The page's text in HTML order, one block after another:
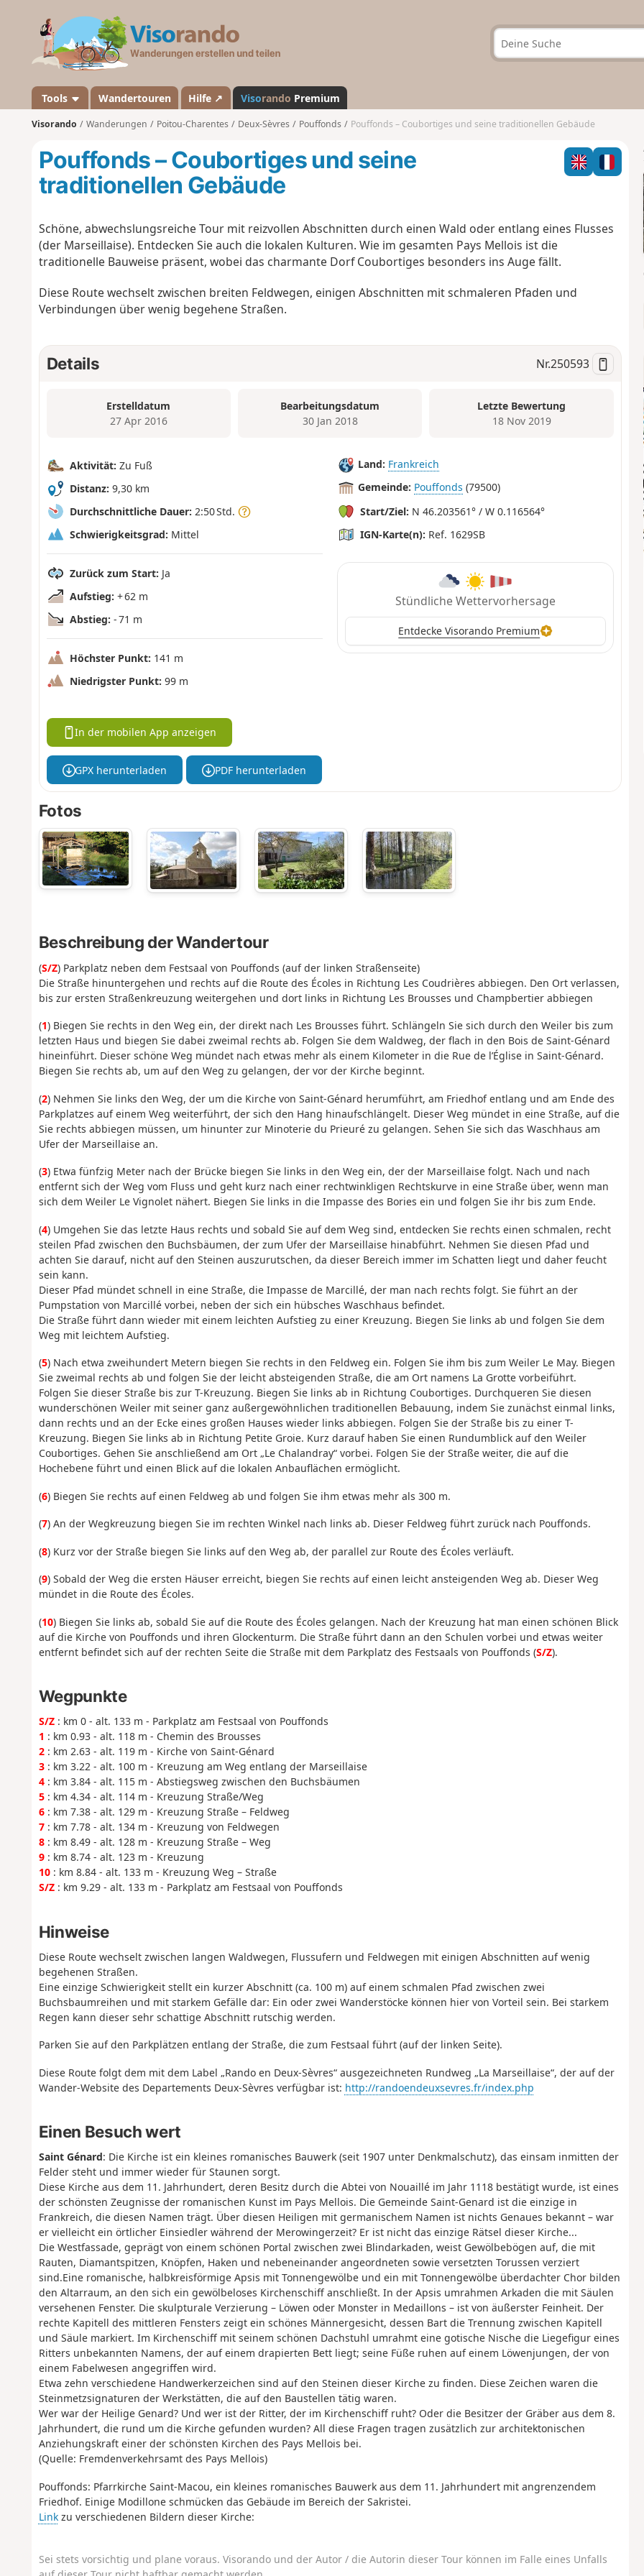
a
n
d
Tools Wandertouren Hilfe ↗ Visorando Premium
Visorando Wanderungen Poitou-Charentes Deux-Sèvres Pouffonds Pouffonds – Coubortiges und seine traditionellen Gebäude
Pouffonds – Coubortiges und seine
traditionellen Gebäude
Schöne, abwechslungsreiche Tour mit reizvollen Abschnitten durch einen Wald oder entlang eines Flusses
(der Marseillaise). Entdecken Sie auch die lokalen Kulturen. Wie im gesamten Pays Mellois ist die
traditionelle Bauweise präsent, wobei das charmante Dorf Coubortiges besonders ins Auge fällt.
Diese Route wechselt zwischen breiten Feldwegen, einigen Abschnitten mit schmaleren Pfaden und
Verbindungen über wenig begehene Straßen.
Details Nr.250593
Erstelldatum
27 Apr 2016
Bearbeitungsdatum
30 Jan 2018
Letzte Bewertung
18 Nov 2019
Aktivität: Zu Fuß
Distanz: 9,30 km
Durchschnittliche Dauer: 2:50 Std.
Schwierigkeitsgrad: Mittel
Zurück zum Start: Ja
Aufstieg: + 62 m
Abstieg: - 71 m
Höchster Punkt: 141 m
Niedrigster Punkt: 99 m
Land: Frankreich
Gemeinde: Pouffonds (79500)
Start/Ziel: N 46.203561° / W 0.116564°
IGN-Karte(n): Ref. 1629SB
Stündliche Wettervorhersage
Entdecke Visorando Premium
In der mobilen App anzeigen
GPX herunterladen PDF herunterladen
Fotos
Beschreibung der Wandertour
(S/Z) Parkplatz neben dem Festsaal von Pouffonds (auf der linken Straßenseite)
Die Straße hinuntergehen und rechts auf die Route des Écoles in Richtung Les Coudrières abbiegen. Den Ort verlassen,
bis zur ersten Straßenkreuzung weitergehen und dort links in Richtung Les Brousses und Champbertier abbiegen
(1) Biegen Sie rechts in den Weg ein, der direkt nach Les Brousses führt. Schlängeln Sie sich durch den Weiler bis zum
letzten Haus und biegen Sie dabei zweimal rechts ab. Folgen Sie dem Waldweg, der flach in den Bois de Saint-Génard
hineinführt. Dieser schöne Weg mündet nach etwas mehr als einem Kilometer in die Rue de l’Église in Saint-Génard.
Biegen Sie rechts ab, um auf den Weg zu gelangen, der vor der Kirche beginnt.
(2) Nehmen Sie links den Weg, der um die Kirche von Saint-Génard herumführt, am Friedhof entlang und am Ende des
Parkplatzes auf einem Weg weiterführt, der sich den Hang hinaufschlängelt. Dieser Weg mündet in eine Straße, auf die
Sie rechts abbiegen müssen, um hinunter zur Minoterie du Prieuré zu gelangen. Sehen Sie sich das Waschhaus am
Ufer der Marseillaise an.
(3) Etwa fünfzig Meter nach der Brücke biegen Sie links in den Weg ein, der der Marseillaise folgt. Nach und nach
entfernt sich der Weg vom Fluss und geht kurz nach einer rechtwinkligen Rechtskurve in eine Straße über, wenn man
sich dem Weiler Le Vignolet nähert. Biegen Sie links in die Impasse des Bories ein und folgen Sie ihr bis zum Ende.
(4) Umgehen Sie das letzte Haus rechts und sobald Sie auf dem Weg sind, entdecken Sie rechts einen schmalen, recht
steilen Pfad zwischen den Buchsbäumen, der zum Ufer der Marseillaise hinabführt. Nehmen Sie diesen Pfad und
achten Sie darauf, nicht auf den Steinen auszurutschen, da dieser Bereich immer im Schatten liegt und daher feucht
sein kann.
Dieser Pfad mündet schnell in eine Straße, die Impasse de Marcillé, der man nach rechts folgt. Sie führt an der
Pumpstation von Marcillé vorbei, neben der sich ein hübsches Waschhaus befindet.
Die Straße führt dann wieder mit einem leichten Aufstieg zu einer Kreuzung. Biegen Sie links ab und folgen Sie dem
Weg mit leichtem Aufstieg.
(5) Nach etwa zweihundert Metern biegen Sie rechts in den Feldweg ein. Folgen Sie ihm bis zum Weiler Le May. Biegen
Sie zweimal rechts ab und folgen Sie der leicht absteigenden Straße, die am Ort namens La Grotte vorbeiführt.
Folgen Sie dieser Straße bis zur T-Kreuzung. Biegen Sie links ab in Richtung Coubortiges. Durchqueren Sie diesen
wunderschönen Weiler mit seiner ganz außergewöhnlichen traditionellen Bebauung, indem Sie zunächst einmal links,
dann rechts und an der Ecke eines großen Hauses wieder links abbiegen. Folgen Sie der Straße bis zu einer T-
Kreuzung. Biegen Sie links ab in Richtung Petite Groie. Kurz darauf haben Sie einen Rundumblick auf den Weiler
Coubortiges. Gehen Sie anschließend am Ort „Le Chalandray“ vorbei. Folgen Sie der Straße weiter, die auf die
Hochebene führt und einen Blick auf die lokalen Anbauflächen ermöglicht.
(6) Biegen Sie rechts auf einen Feldweg ab und folgen Sie ihm etwas mehr als 300 m.
(7) An der Wegkreuzung biegen Sie im rechten Winkel nach links ab. Dieser Feldweg führt zurück nach Pouffonds.
(8) Kurz vor der Straße biegen Sie links auf den Weg ab, der parallel zur Route des Écoles verläuft.
(9) Sobald der Weg die ersten Häuser erreicht, biegen Sie rechts auf einen leicht ansteigenden Weg ab. Dieser Weg
mündet in die Route des Écoles.
(10) Biegen Sie links ab, sobald Sie auf die Route des Écoles gelangen. Nach der Kreuzung hat man einen schönen Blick
auf die Kirche von Pouffonds und ihren Glockenturm. Die Straße führt dann an den Schulen vorbei und etwas weiter
entfernt befindet sich auf der rechten Seite die Straße mit dem Parkplatz des Festsaals von Pouffonds (S/Z).
Wegpunkte
S/Z: km 0 - alt. 133 m - Parkplatz am Festsaal von Pouffonds
1 : km 0.93 - alt. 118 m - Chemin des Brousses
2: km 2.63 - alt. 119 m - Kirche von Saint-Génard
3: km 3.22 - alt. 100 m - Kreuzung am Weg entlang der Marseillaise
4: km 3.84 - alt. 115 m - Abstiegsweg zwischen den Buchsbäumen
5: km 4.34 - alt. 114 m - Kreuzung Straße/Weg
6: km 7.38 - alt. 129 m - Kreuzung Straße – Feldweg
7: km 7.78 - alt. 134 m - Kreuzung von Feldwegen
8: km 8.49 - alt. 128 m - Kreuzung Straße – Weg
9: km 8.74 - alt. 123 m - Kreuzung
10: km 8.84 - alt. 133 m - Kreuzung Weg – Straße
S/Z: km 9.29 - alt. 133 m - Parkplatz am Festsaal von Pouffonds
Hinweise
Diese Route wechselt zwischen langen Waldwegen, Flussufern und Feldwegen mit einigen Abschnitten auf wenig
begehenen Straßen.
Eine einzige Schwierigkeit stellt ein kurzer Abschnitt (ca. 100 m) auf einem schmalen Pfad zwischen zwei
Buchsbaumreihen und mit starkem Gefälle dar: Ein oder zwei Wanderstöcke können hier von Vorteil sein. Bei starkem
Regen kann dieser sehr schattige Abschnitt rutschig werden.
Parken Sie auf den Parkplätzen entlang der Straße, die zum Festsaal führt (auf der linken Seite).
Diese Route folgt dem mit dem Label „Rando en Deux-Sèvres“ ausgezeichneten Rundweg „La Marseillaise“, der auf der
Wander-Website des Departements Deux-Sèvres verfügbar ist: http://randoendeuxsevres.fr/index.php
Einen Besuch wert
Saint Génard: Die Kirche ist ein kleines romanisches Bauwerk (seit 1907 unter Denkmalschutz), das einsam inmitten der
Felder steht und immer wieder für Staunen sorgt.
Diese Kirche aus dem 11. Jahrhundert, deren Besitz durch die Abtei von Nouaillé im Jahr 1118 bestätigt wurde, ist eines
der schönsten Zeugnisse der romanischen Kunst im Pays Mellois. Die Gemeinde Saint-Genard ist die einzige in
Frankreich, die diesen Namen trägt. Über diesen Heiligen mit germanischem Namen ist nichts Genaues bekannt – war
er vielleicht ein örtlicher Einsiedler während der Merowingerzeit? Er ist nicht das einzige Rätsel dieser Kirche...
Die Westfassade, geprägt von einem schönen Portal zwischen zwei Blindarkaden, weist Gewölbebögen auf, die mit
Rauten, Diamantspitzen, Knöpfen, Haken und nebeneinander angeordneten sowie versetzten Torussen verziert
sind.Eine romanische, halbkreisförmige Apsis mit Tonnengewölbe und ein mit Tonnengewölbe überdachter Chor bilden
den Altarraum, an den sich ein gewölbeloses Kirchenschiff anschließt. In der Apsis umrahmen Arkaden die mit Säulen
versehenen Fenster. Die skulpturale Verzierung – Löwen oder Monster in Medaillons – ist von äußerster Feinheit. Der
rechte Kapitell des mittleren Fensters zeigt ein schönes Männergesicht, dessen Bart die Trennung zwischen Kapitell
und Säule markiert. Im Kirchenschiff mit seinem schönen Dachstuhl umrahmt eine gotische Nische die Liegefigur eines
Ritters unbekannten Namens, der auf einem drapierten Bett liegt; seine Füße ruhen auf einem Löwenjungen, der von
einem Fabelwesen angegriffen wird.
Etwa zehn verschiedene Handwerkerzeichen sind auf den Steinen dieser Kirche zu finden. Diese Zeichen waren die
Steinmetzsignaturen der Werkstätten, die auf den Baustellen tätig waren.
Wer war der Heilige Genard? Und wer ist der Ritter, der im Kirchenschiff ruht? Oder die Besitzer der Gräber aus dem 8.
Jahrhundert, die rund um die Kirche gefunden wurden? All diese Fragen tragen zusätzlich zur architektonischen
Anziehungskraft einer der schönsten Kirchen des Pays Mellois bei.
(Quelle: Fremdenverkehrsamt des Pays Mellois)
Pouffonds: Pfarrkirche Saint-Macou, ein kleines romanisches Bauwerk aus dem 11. Jahrhundert mit angrenzendem
Friedhof. Einige Modillone schmücken das Gebäude im Bereich der Sakristei.
Linkzu verschiedenen Bildern dieser Kirche:
Sei stets vorsichtig und plane voraus. Visorando und der Autor / die Autorin dieser Tour können im Falle eines Unfalls